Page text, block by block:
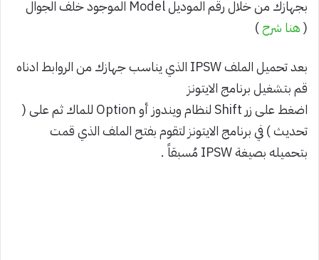
بجهازك من خلال رقم الموديل Model الموجود خلف الجوال
(هنا شرح)
بعد تحميل الملف IPSW الذي يناسب جهازك من الروابط ادناه
قم بتشغيل برنامج الايتونز
اضغط على زر Shift لنظام ويندوز أو Option للماك ثم على (
تحديث ) في برنامج الايتونز لتقوم بفتح الملف الذي قمت
بتحميله بصيغة IPSW مُسبقاً .